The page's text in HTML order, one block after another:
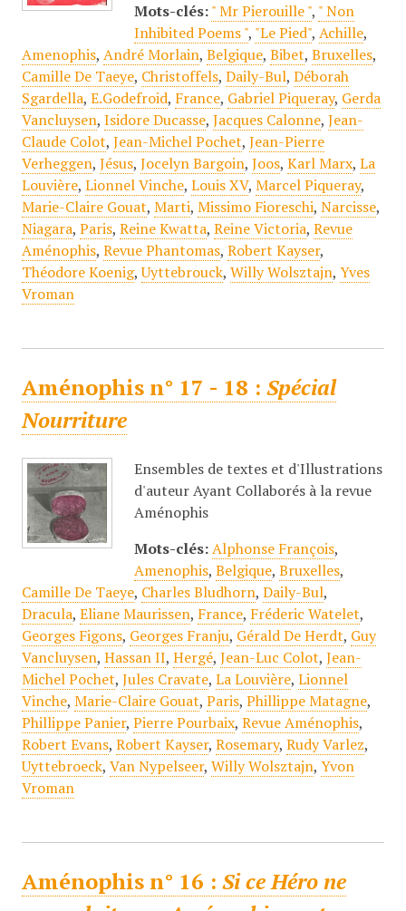
Mots-clés: " Mr Pierouille ", " Non
Inhibited Poems ", "Le Pied", Achille,
Amenophis, André Morlain, Belgique, Bibet, Bruxelles,
Camille De Taeye, Christoffels, Daily-Bul, Déborah
Sgardella, E.Godefroid, France, Gabriel Piqueray, Gerda
Vancluysen, Isidore Ducasse, Jacques Calonne, Jean-
Claude Colot, Jean-Michel Pochet, Jean-Pierre
Verheggen, Jésus, Jocelyn Bargoin, Joos, Karl Marx, La
Louvière, Lionnel Vinche, Louis XV, Marcel Piqueray,
Marie-Claire Gouat, Marti, Missimo Fioreschi, Narcisse,
Niagara, Paris, Reine Kwatta, Reine Victoria, Revue
Aménophis, Revue Phantomas, Robert Kayser,
Théodore Koenig,Uyttebrouck, Willy Wolsztajn, Yves
Vroman
Aménophis n° 17 - 18 : Spécial
Nourriture
Ensembles de textes et d'Illustrations
d'auteur Ayant Collaborés à la revue
Aménophis
Mots-clés: Alphonse François,
Amenophis, Belgique, Bruxelles,
Camille De Taeye, Charles Bludhorn, Daily-Bul,
Dracula, Eliane Maurissen, France, Fréderic Watelet,
Georges Figons, Georges Franju, Gérald De Herdt, Guy
Vancluysen, Hassan II, Hergé, Jean-Luc Colot, Jean-
Michel Pochet, Jules Cravate, La Louvière, Lionnel
Vinche, Marie-Claire Gouat, Paris, Phillippe Matagne,
Phillippe Panier, Pierre Pourbaix, Revue Aménophis,
Robert Evans, Robert Kayser, Rosemary, Rudy Varlez,
Uyttebroeck, Van Nypelseer, Willy Wolsztajn, Yvon
Vroman
Aménophis n° 16 : Si ce Héro ne